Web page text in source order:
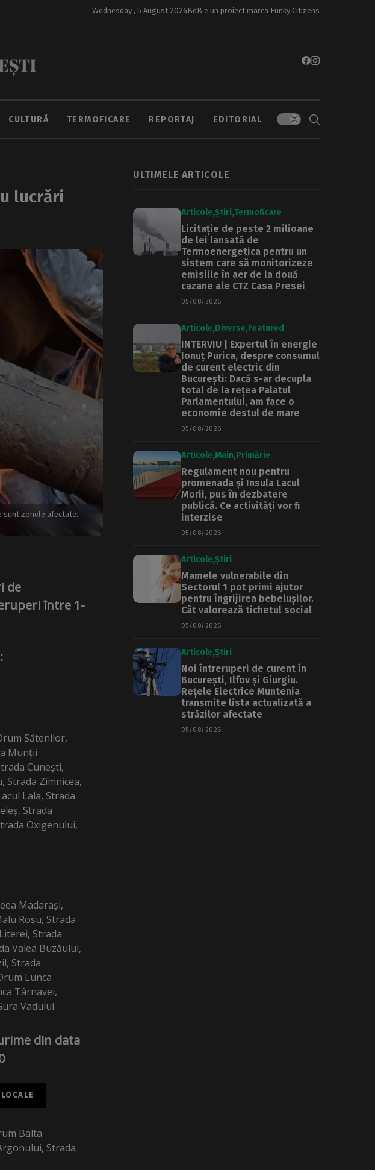
Wednesday , 5 August 2026BdB e un proiect marca Funky Citizens
CULTURĂ TERMOFICARE REPORTAJ EDITORIAL
lucrări
sunt zonele afectate.
de
între 1-
Sătenilor,
Munții
Cunești,
Strada Zimnicea,
Lala, Strada
Strada
Oxigenului,
Madarași,
Roșu, Strada
Strada
Valea Buzăului,
Strada
Lunca
Târnavei,
Vadului.
din data
Balta
Strada
ULTIMELE ARTICOLE
Articole Știri Termoficare
Licitație de peste 2 milioane
de lei lansată de
Termoenergetica pentru un
sistem care să monitorizeze
emisiile în aer de la două
cazane ale CTZ Casa Presei
05/08/2026
Articole Diverse Featured
INTERVIU | Expertul în energie
Ionuț Purica, despre consumul
de curent electric din
București: Dacă s-ar decupla
total de la rețea Palatul
Parlamentului, am face o
economie destul de mare
05/08/2026
Articole Main Primărie
Regulament nou pentru
promenada și Insula Lacul
Morii, pus în dezbatere
publică. Ce activități vor fi
interzise
05/08/2026
Articole Știri
Mamele vulnerabile din
Sectorul 1 pot primi ajutor
pentru îngrijirea bebelușilor.
Cât valorează tichetul social
05/08/2026
Articole Știri
Noi întreruperi de curent în
București, Ilfov și Giurgiu.
Rețele Electrice Muntenia
transmite lista actualizată a
străzilor afectate
05/08/2026